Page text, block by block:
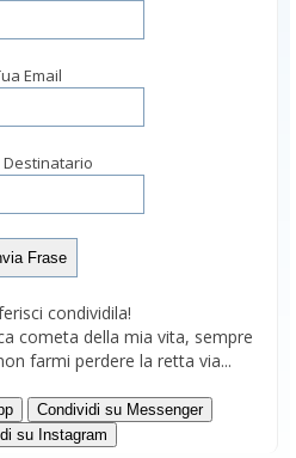
Email
Destinatario
condividila!
cometa della mia vita, sempre
farmi perdere la retta via...
Condividi su Messenger
su Instagram